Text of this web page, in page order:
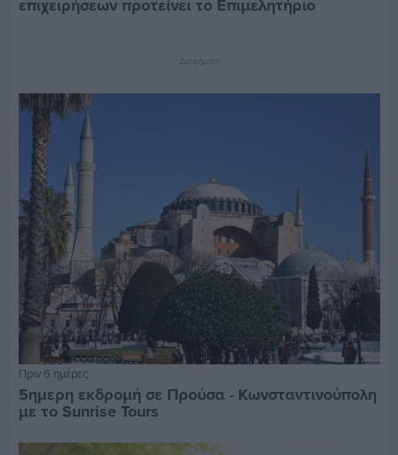
επιχειρήσεων προτείνει το Επιμελητήριο
Διαφήμιση
Πριν 6 ημέρες
5ημερη εκδρομή σε Προύσα - Κωνσταντινούπολη
με το Sunrise Tours